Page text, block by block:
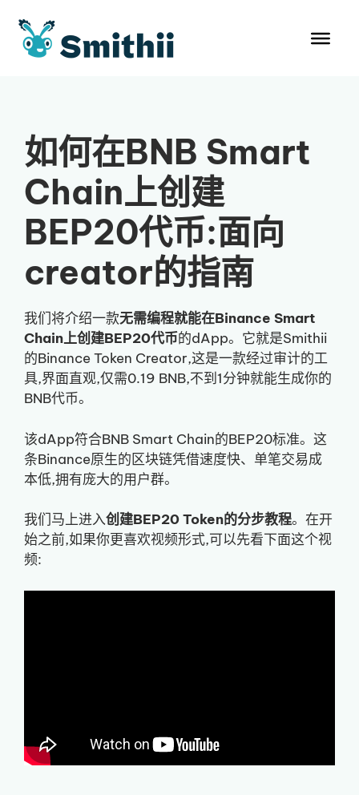
如何在BNB Smart
Chain上创建
BEP20代币:面向
creator的指南
我们将介绍一款无需编程就能在Binance Smart
Chain上创建BEP20代币的dApp。它就是Smithii
的Binance Token Creator,这是一款经过审计的工
具,界面直观,仅需0.19 BNB,不到1分钟就能生成你的
BNB代币。
该dApp符合BNB Smart Chain的BEP20标准。这
条Binance原生的区块链凭借速度快、单笔交易成
本低,拥有庞大的用户群。
我们马上进入创建BEP20 Token的分步教程。在开
始之前,如果你更喜欢视频形式,可以先看下面这个视
频: